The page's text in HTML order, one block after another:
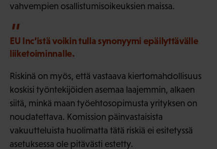
vahvempien osallistumisoikeuksien maissa.
EU Inc’istä voikin tulla synonyymi epäilyttävälle
liiketoiminnalle.
Riskinä on myös, että vastaava kiertomahdollisuus
koskisi työntekijöiden asemaa laajemmin, alkaen
siitä, minkä maan työehtosopimusta yrityksen on
noudatettava. Komission päinvastaisista
vakuutteluista huolimatta tätä riskiä ei esitetyssä
asetuksessa ole pitävästi estetty.